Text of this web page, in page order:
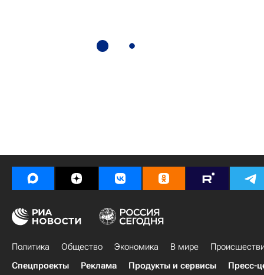
Политика Общество Экономика В мире
Спецпроекты
Реклама Продукты и сервисы Пресс-